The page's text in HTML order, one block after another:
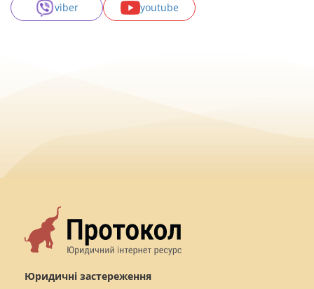
viber
youtube
Юридичні застереження